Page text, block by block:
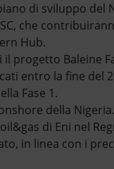
di sviluppo del
che
Hub.
progetto Baleine
entro la fine del
Fase 1.
della Nigeria.
di Eni nel
in linea con i